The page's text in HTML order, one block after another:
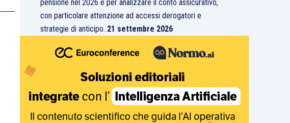
pensione nel 2026 e per analizzare il conto assicurativo,
con particolare attenzione ad accessi derogatori e
strategie di anticipo. 21 settembre 2026